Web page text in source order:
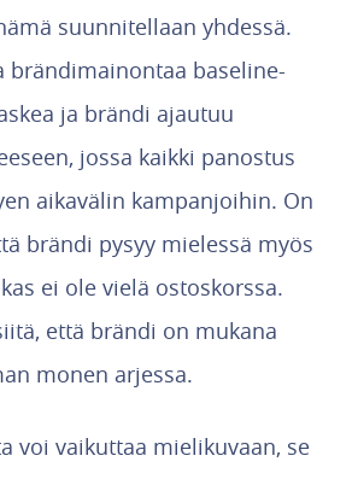
suunnitellaan yhdessä.
brändimainontaa baseline-
ja brändi ajautuu
jossa kaikki panostus
aikavälin kampanjoihin. On
brändi pysyy mielessä myös
ei ole vielä ostoskorssa.
että brändi on mukana
monen arjessa.
voi vaikuttaa mielikuvaan, se